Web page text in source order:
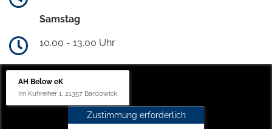
Samstag
10.00 - 13.00 Uhr
AH Below eK
Im Kuhreiher 1, 21357 Bardowick
Zustimmung erforderlich